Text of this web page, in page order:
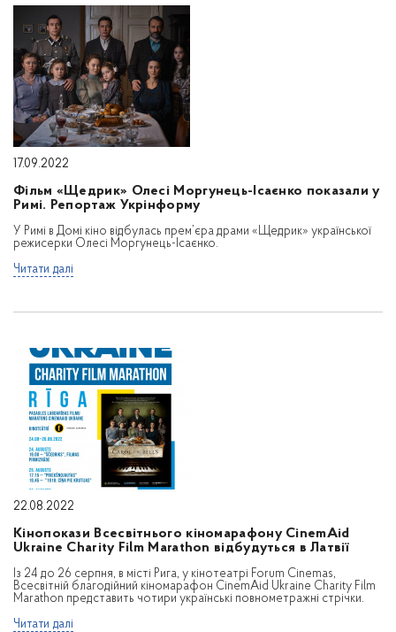
17.09.2022
Фільм «Щедрик» Олесі Моргунець-Ісаєнко показали у
Римі. Репортаж Укрінформу
У Римі в Домі кіно відбулась прем’єра драми «Щедрик» української
режисерки Олесі Моргунець-Ісаєнко.
Читати далі
22.08.2022
Кінопокази Всесвітнього кіномарафону CinemAid
Ukraine Charity Film Marathon відбудуться в Латвії
Із 24 до 26 серпня, в місті Рига, у кінотеатрі Forum Cinemas,
Всесвітній благодійний кіномарафон CinemAid Ukraine Charity Film
Marathon представить чотири українські повнометражні стрічки.
Читати далі